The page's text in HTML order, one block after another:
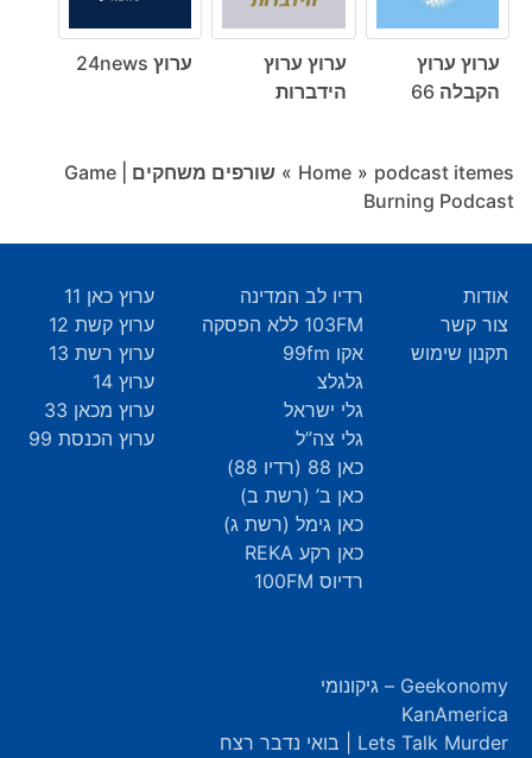
ערוץ ערוץ
הקבלה 66
ערוץ ערוץ
הידברות
ערוץ 24news
Home » podcast itemes
»
שורפים משחקים | Game
Burning Podcast
אודות
צור קשר
תקנון שימוש
רדיו לב המדינה
103FM ללא הפסקה
אקו 99fm
גלגלצ
גלי ישראל
גלי צה”ל
כאן 88 (רדיו 88)
כאן ב’ (רשת ב)
כאן גימל (רשת ג)
כאן רקע REKA
רדיוס 100FM
ערוץ כאן 11
ערוץ קשת 12
ערוץ רשת 13
ערוץ 14
ערוץ מכאן 33
ערוץ הכנסת 99
Geekonomy – גיקונומי
KanAmerica
Lets Talk Murder | בואי נדבר רצח